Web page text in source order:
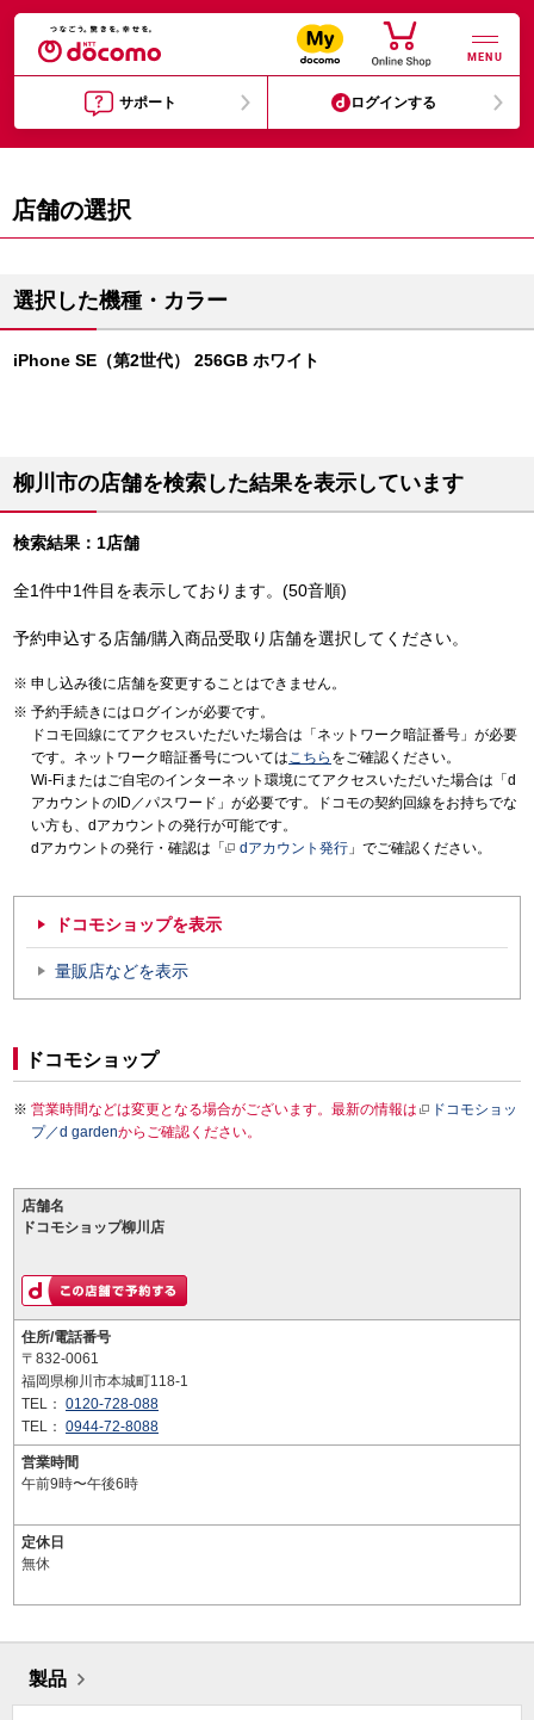
MENU
サポート ログインする
店舗の選択
選択した機種・カラー
iPhone SE（第2世代） 256GB ホワイト
柳川市の店舗を検索した結果を表示しています
検索結果：1店舗
全1件中1件目を表示しております。(50音順)
予約申込する店舗/購入商品受取り店舗を選択してください。
申し込み後に店舗を変更することはできません。
予約手続きにはログインが必要です。
ドコモ回線にてアクセスいただいた場合は「ネットワーク暗証番号」が必要
です。ネットワーク暗証番号についてはこちら をご確認ください。
Wi-Fiまたはご自宅のインターネット環境にてアクセスいただいた場合は「d
アカウントのID／パスワード」が必要です。ドコモの契約回線をお持ちでな
い方も、dアカウントの発行が可能です。
dアカウントの発行・確認は「
dアカウント発行 」でご確認ください。
ドコモショップを表示
量販店などを表示
ドコモショップ
営業時間などは変更となる場合がございます。最新の情報は
ドコモショッ
プ／d gardenからご確認ください。
店舗名
ドコモショップ柳川店
住所/電話番号
〒832-0061
福岡県柳川市本城町118-1
TEL： 0120-728-088
TEL： 0944-72-8088
営業時間
午前9時〜午後6時
定休日
無休
製品